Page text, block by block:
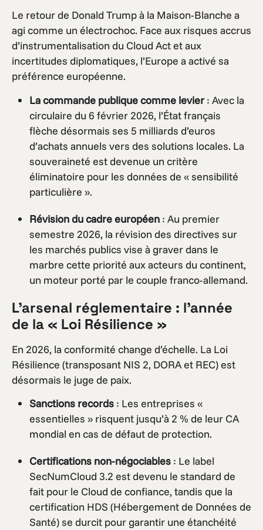
Le retour de Donald Trump à la Maison-Blanche a
agi comme un électrochoc. Face aux risques accrus
d’instrumentalisation du Cloud Act et aux
incertitudes diplomatiques, l’Europe a activé sa
préférence européenne.
La commande publique comme levier: Avec la
circulaire du 6 février 2026, l’État français
flèche désormais ses 5 milliards d’euros
d’achats annuels vers des solutions locales. La
souveraineté est devenue un critère
éliminatoire pour les données de « sensibilité
particulière ».
Révision du cadre européen : Au premier
semestre 2026, la révision des directives sur
les marchés publics vise à graver dans le
marbre cette priorité aux acteurs du continent,
un moteur porté par le couple franco-allemand.
L’arsenal réglementaire : l’année
de la « Loi Résilience »
En 2026, la conformité change d’échelle. La Loi
Résilience (transposant NIS 2, DORA et REC) est
désormais le juge de paix.
Sanctions records : Les entreprises «
essentielles » risquent jusqu’à 2 % de leur CA
mondial en cas de défaut de protection.
Certifications non-négociables : Le label
SecNumCloud 3.2 est devenu le standard de
fait pour le Cloud de confiance, tandis que la
certification HDS (Hébergement de Données de
Santé) se durcit pour garantir une étanchéité